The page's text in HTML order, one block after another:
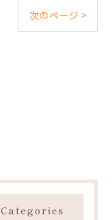
次のページ >
Categories